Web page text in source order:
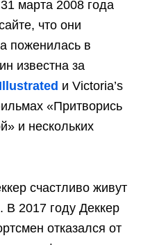
марта 2008 года
что они
поженилась в
известна за
и Victoria’s
«Притворись
и нескольких
счастливо живут
В 2017 году Деккер
отказался от